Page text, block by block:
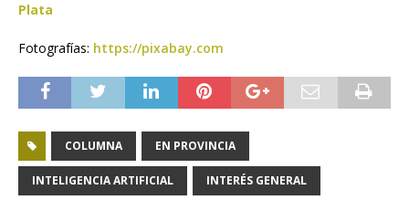
Plata
Fotografías: https://pixabay.com
COLUMNA EN PROVINCIA
INTELIGENCIA ARTIFICIAL INTERÉS GENERAL